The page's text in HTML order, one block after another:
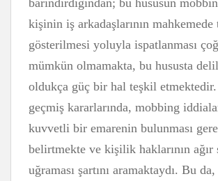
barındırdığından; bu hususun
kişinin iş arkadaşlarının mahkemede
gösterilmesi yoluyla ispatlanması
mümkün olmamakta, bu hususta
oldukça güç bir hal teşkil etmektedir.
geçmiş kararlarında, mobbing
kuvvetli bir emarenin bulunması
belirtmekte ve kişilik haklarının ağır
uğraması şartını aramaktaydı. Bu